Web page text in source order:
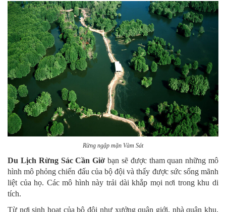
Rừng ngập mặn Vàm Sát
Du Lịch Rừng Sác Cần Giờ bạn sẽ được tham quan những mô
hình mô phỏng chiến đấu của bộ đội và thấy được sức sống mãnh
liệt của họ. Các mô hình này trải dài khắp mọi nơi trong khu di
tích.
Từ nơi sinh hoạt của bộ đội như xưởng quân giới, nhà quân khu,